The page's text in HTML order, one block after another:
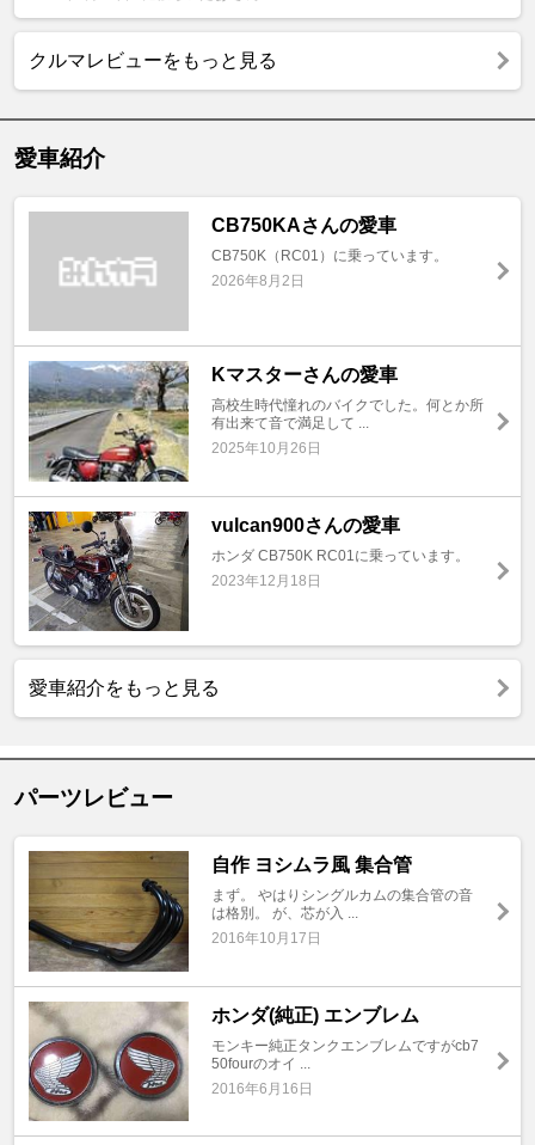
クルマレビューをもっと見る
愛車紹介
CB750KAさんの愛車
CB750K（RC01）に乗っています。
2026年8月2日
Kマスターさんの愛車
高校生時代憧れのバイクでした。何とか所
有出来て音で満足して ...
2025年10月26日
vulcan900さんの愛車
ホンダ CB750K RC01に乗っています。
2023年12月18日
愛車紹介をもっと見る
パーツレビュー
自作 ヨシムラ風 集合管
まず。 やはりシングルカムの集合管の音
は格別。 が、芯が入 ...
2016年10月17日
ホンダ(純正) エンブレム
モンキー純正タンクエンブレムですがcb7
50fourのオイ ...
2016年6月16日